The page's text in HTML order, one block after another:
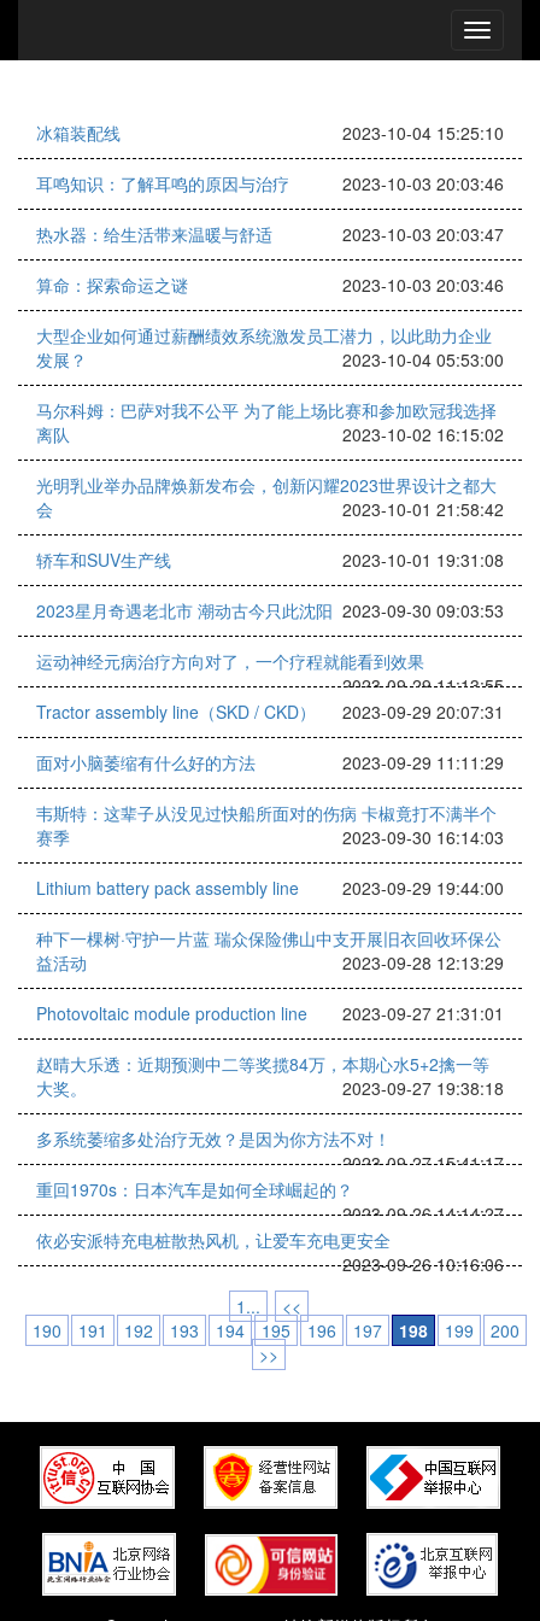
冰箱装配线 2023-10-04 15:25:10
耳鸣知识：了解耳鸣的原因与治疗 2023-10-03 20:03:46
热水器：给生活带来温暖与舒适 2023-10-03 20:03:47
算命：探索命运之谜 2023-10-03 20:03:46
大型企业如何通过薪酬绩效系统激发员工潜力，以此助力企业
发展？
2023-10-04 05:53:00
马尔科姆：巴萨对我不公平 为了能上场比赛和参加欧冠我选择
离队
2023-10-02 16:15:02
光明乳业举办品牌焕新发布会，创新闪耀2023世界设计之都大
会
2023-10-01 21:58:42
轿车和SUV生产线 2023-10-01 19:31:08
2023星月奇遇老北市 潮动古今只此沈阳 2023-09-30 09:03:53
运动神经元病治疗方向对了，一个疗程就能看到效果
2023-09-29 11:13:55
Tractor assembly line（SKD / CKD）
2023-09-29 20:07:31
面对小脑萎缩有什么好的方法 2023-09-29 11:11:29
韦斯特：这辈子从没见过快船所面对的伤病 卡椒竟打不满半个
赛季
2023-09-30 16:14:03
Lithium battery pack assembly line 2023-09-29 19:44:00
种下一棵树·守护一片蓝 瑞众保险佛山中支开展旧衣回收环保公
益活动
2023-09-28 12:13:29
Photovoltaic module production line 2023-09-27 21:31:01
赵晴大乐透：近期预测中二等奖揽84万，本期心水5+2擒一等
大奖。
2023-09-27 19:38:18
多系统萎缩多处治疗无效？是因为你方法不对！
2023-09-27 15:41:17
重回1970s：日本汽车是如何全球崛起的？
2023-09-26 14:14:27
依必安派特充电桩散热风机，让爱车充电更安全
2023-09-26 10:16:06
1...
<<
190
191 192 193 194 195 196 197 198 199
200
>>